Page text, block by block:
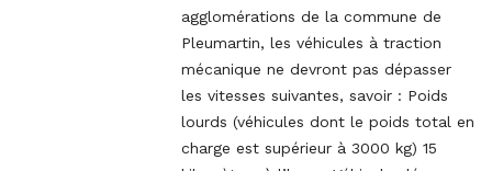
agglomérations de la commune de
Pleumartin, les véhicules à traction
mécanique ne devront pas dépasser
les vitesses suivantes, savoir : Poids
lourds (véhicules dont le poids total en
charge est supérieur à 3000 kg) 15